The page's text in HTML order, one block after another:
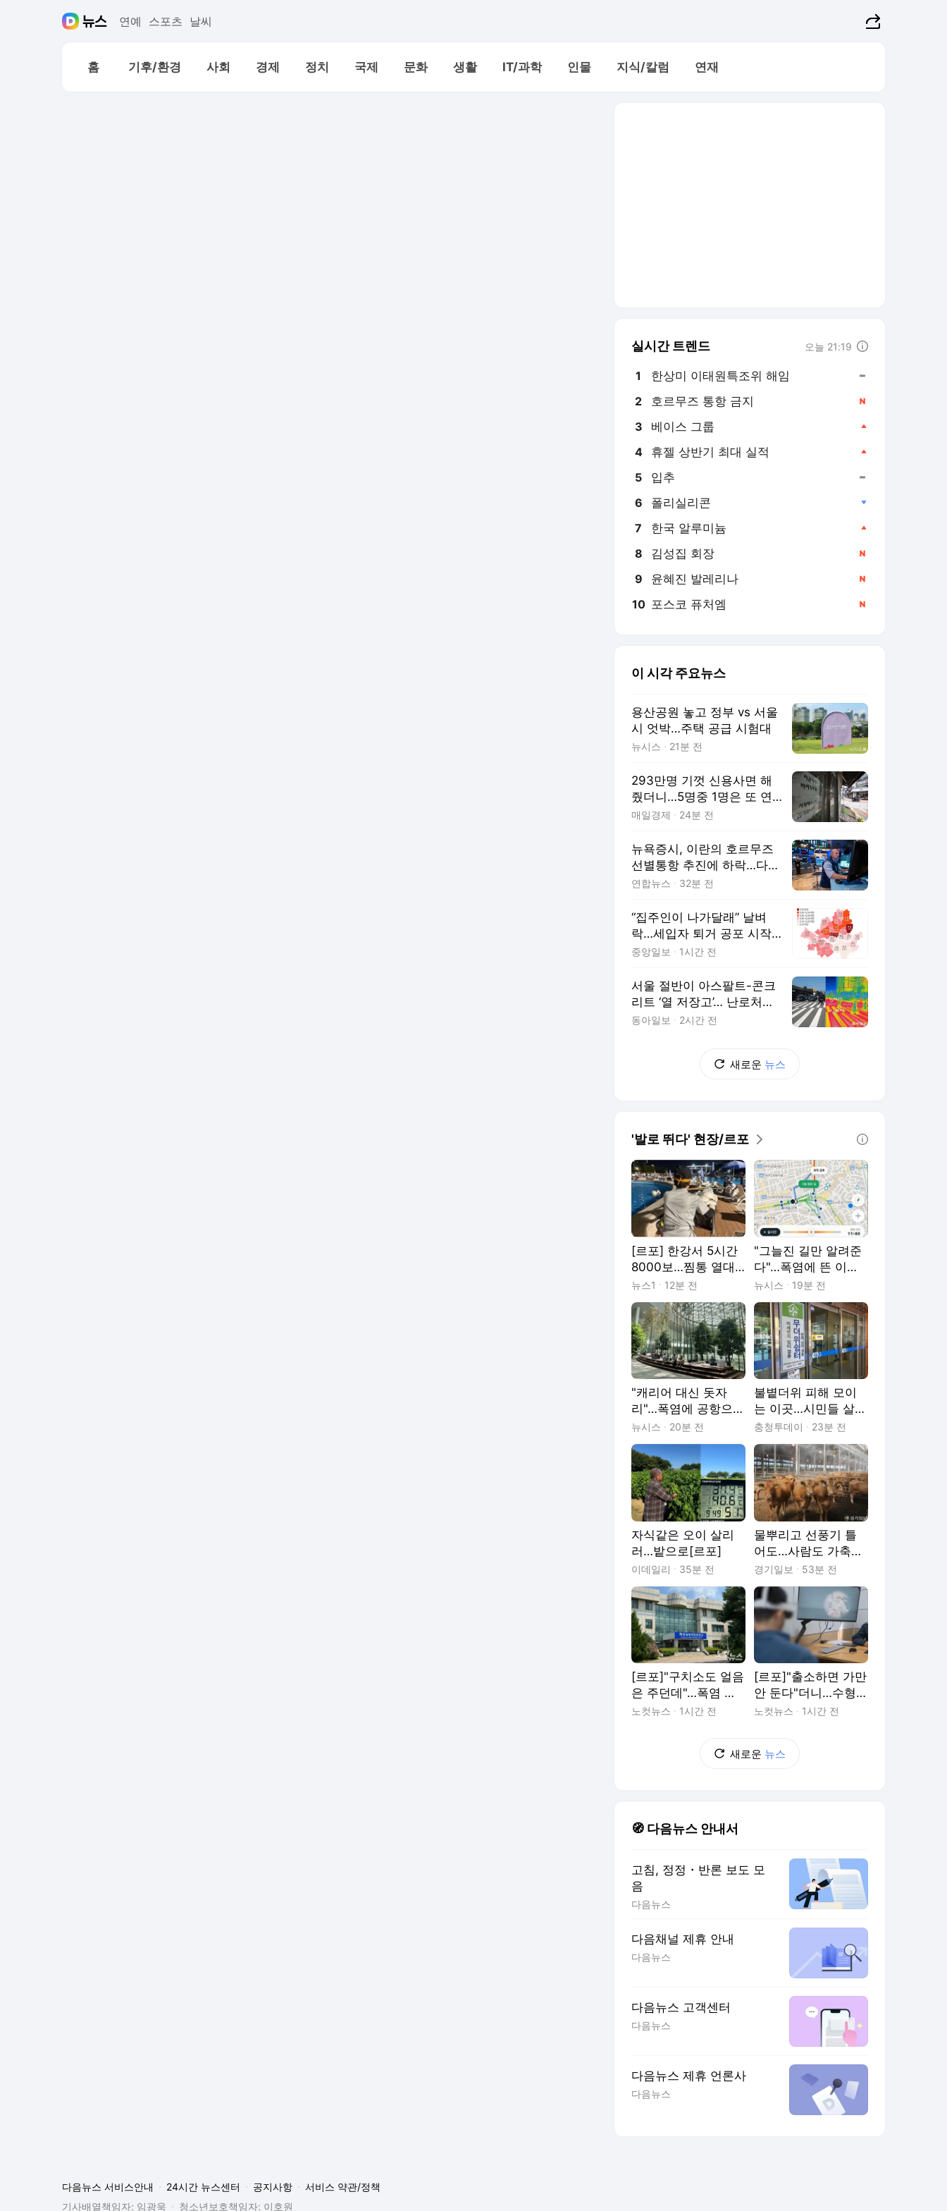
연예 스포츠 날씨
홈 기후/환경 사회 경제 정치 국제 문화 생활 IT/과학 인물 지식/칼럼 연재
실시간 트렌드 오늘 21:19
1
한상미 이태원특조위 해임
2
호르무즈 통항 금지
3
베이스 그룹
4
휴젤 상반기 최대 실적
5
입추
6
폴리실리콘
7
한국 알루미늄
8
김성집 회장
9
윤혜진 발레리나
10 포스코 퓨처엠
이 시각 주요뉴스
용산공원 놓고 정부 vs 서울
시 엇박…주택 공급 시험대
뉴시스 21분 전
293만명 기껏 신용사면 해
줬더니…5명중 1명은 또 연
체했다
매일경제 24분 전
뉴욕증시, 이란의 호르무즈
선별통항 추진에 하락…다우
0.9%↓(종합)
연합뉴스 32분 전
“집주인이 나가달래” 날벼
락…세입자 퇴거 공포 시작됐
다
중앙일보 1시간 전
서울 절반이 아스팔트-콘크
리트 ‘열 저장고’… 난로처럼
공기 데워
동아일보 2시간 전
새로운 뉴스
'발로 뛰다' 현장/르포
[르포] 한강서 5시간
8000보…찜통 열대
야 야간 미화원들 사
투
뉴스1 12분 전
"그늘진 길만 알려준
다"…폭염에 뜬 이색
지도앱 따라가봤습니
다[출동!인턴]
뉴시스 19분 전
"캐리어 대신 돗자
리"…폭염에 공항으로
향하는 어르신들[출
동!인턴]
뉴시스 20분 전
불볕더위 피해 모이
는 이곳…시민들 살리
는 ‘작은 쉼’ [살인 폭
염 비상]
충청투데이 23분 전
자식같은 오이 살리
러…밭으로[르포]
이데일리 35분 전
물뿌리고 선풍기 틀
어도…사람도 가축도
잡는 극한 폭염 [현장,
그곳&]
경기일보 53분 전
[르포]"구치소도 얼음
은 주던데"…폭염 속
화성외국인보호소
노컷뉴스 1시간 전
[르포]"출소하면 가만
안 둔다"더니…수형자
태도 싹 바뀐 이유는
노컷뉴스 1시간 전
새로운 뉴스
🧭 다음뉴스 안내서
고침, 정정・반론 보도 모
음
다음뉴스
다음채널 제휴 안내
다음뉴스
다음뉴스 고객센터
다음뉴스
다음뉴스 제휴 언론사
다음뉴스
다음뉴스 서비스안내 24시간 뉴스센터 공지사항
서비스 약관/정책
기사배열책임자: 임광욱
청소년보호책임자: 이호원